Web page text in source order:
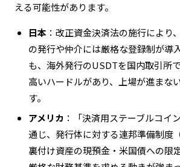
える可能性があります。
日本：改正資金決済法の施行により
の発行や仲介には厳格な登録制が導
も、海外発行のUSDTを国内取引所
高いハードルがあり、上場が進まな
す。
アメリカ ：「決済用ステーブルコイ
通じ、発行体に対する連邦準備制度
裏付け資産の現預金・米国債への限